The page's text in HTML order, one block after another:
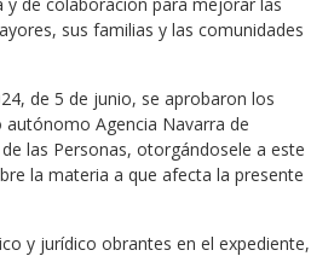
sus familias y las comunidades
de 5 de junio, se aprobaron los
Agencia Navarra de
las Personas, otorgándosele a este
la materia a que afecta la presente
y jurídico obrantes en el expediente,